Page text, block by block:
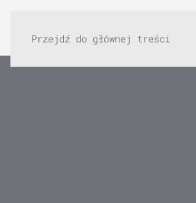
Przejdź do głównej treści